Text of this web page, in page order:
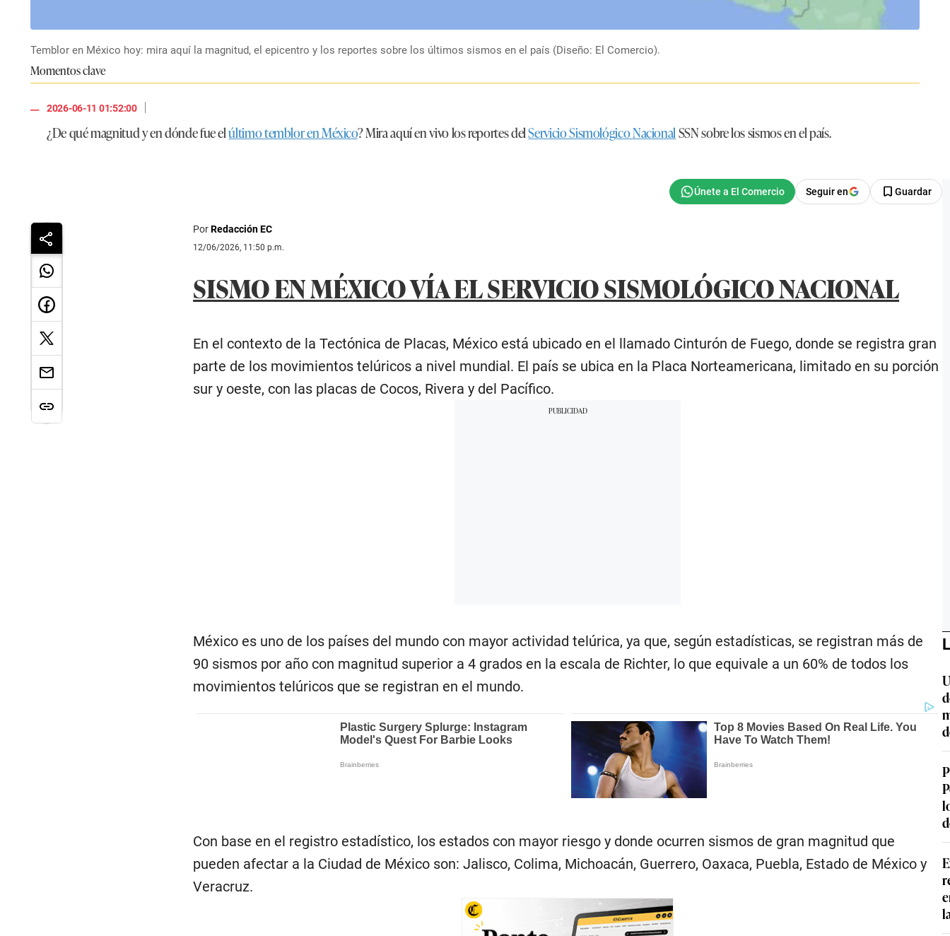
Temblor en México hoy: mira aquí la magnitud, el epicentro y los reportes sobre los últimos sismos en el país (Diseño: El Comercio).
Momentos clave
2026-06-11 01:52:00
|
¿De qué magnitud y en dónde fue elúltimo temblor en México? Mira aquí en vivo los reportes delServicio Sismológico NacionalSSN sobre los sismos en el país.
Seguir en Guardar
PorRedacción EC
12/06/2026, 11:50 p.m.
SISMO EN MÉXICO VÍA EL SERVICIO SISMOLÓGICO NACIONAL
En el contexto de la Tectónica de Placas, México está ubicado en el llamado Cinturón de Fuego, donde se registra gran
parte de los movimientos telúricos a nivel mundial. El país se ubica en la Placa Norteamericana, limitado en su porción
sur y oeste, con las placas de Cocos, Rivera y del Pacífico.
México es uno de los países del mundo con mayor actividad telúrica, ya que, según estadísticas, se registran más de
90 sismos por año con magnitud superior a 4 grados en la escala de Richter, lo que equivale a un 60% de todos los
movimientos telúricos que se registran en el mundo.
Con base en el registro estadístico, los estados con mayor riesgo y donde ocurren sismos de gran magnitud que
pueden afectar a la Ciudad de México son: Jalisco, Colima, Michoacán, Guerrero, Oaxaca, Puebla, Estado de México y
Veracruz.